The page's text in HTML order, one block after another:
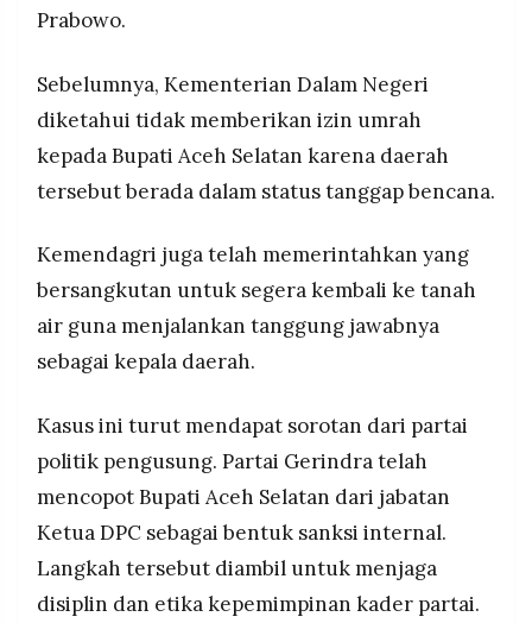
Prabowo.
Sebelumnya, Kementerian Dalam Negeri
diketahui tidak memberikan izin umrah
kepada Bupati Aceh Selatan karena daerah
tersebut berada dalam status tanggap bencana.
Kemendagri juga telah memerintahkan yang
bersangkutan untuk segera kembali ke tanah
air guna menjalankan tanggung jawabnya
sebagai kepala daerah.
Kasus ini turut mendapat sorotan dari partai
politik pengusung. Partai Gerindra telah
mencopot Bupati Aceh Selatan dari jabatan
Ketua DPC sebagai bentuk sanksi internal.
Langkah tersebut diambil untuk menjaga
disiplin dan etika kepemimpinan kader partai.